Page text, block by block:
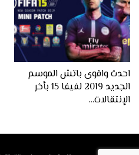
احدث واقوى باتش الموسم
الجديد 2019 لفيفا 15 بأخر
الإنتقالات…